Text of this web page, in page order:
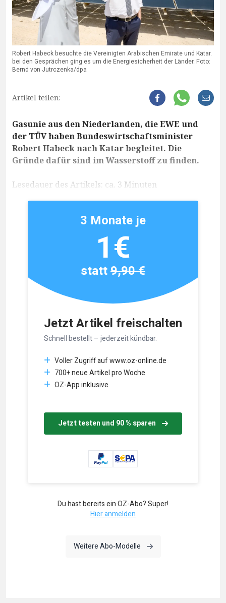
Robert Habeck besuchte die Vereinigten Arabischen Emirate und Katar.
bei den Gesprächen ging es um die Energiesicherheit der Länder. Foto:
Bernd von Jutrczenka/dpa
Artikel teilen:
Gasunie aus den Niederlanden, die EWE und
der TÜV haben Bundeswirtschaftsminister
Robert Habeck nach Katar begleitet. Die
Gründe dafür sind im Wasserstoff zu finden.
Lesedauer des Artikels: ca. 3 Minuten
Jetzt Artikel freischalten
Schnell bestellt – jederzeit kündbar.
Voller Zugriff auf www.oz-online.de
700+ neue Artikel pro Woche
OZ-App inklusive
Jetzt testen und 90 % sparen
3 Monate je
1€
statt9,90 €
Du hast bereits ein OZ-Abo? Super!
Hier anmelden
Weitere Abo-Modelle